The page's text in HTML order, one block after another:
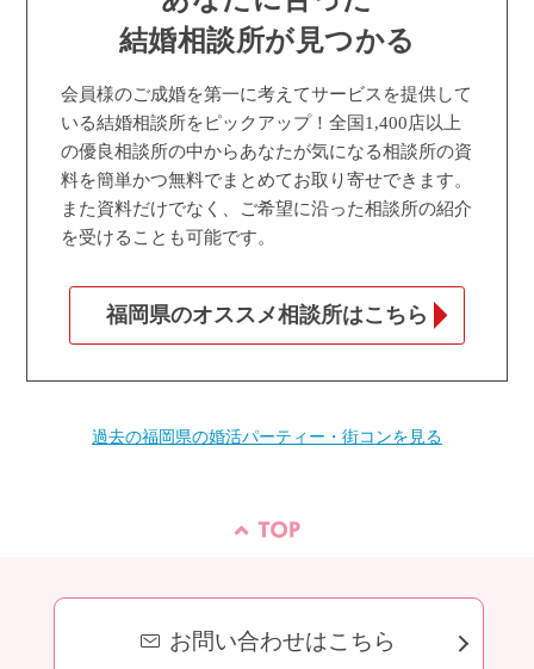
結婚相談所が見つかる
会員様のご成婚を第一に考えてサービスを提供して
いる結婚相談所をピックアップ！全国1,400店以上
の優良相談所の中からあなたが気になる相談所の資
料を簡単かつ無料でまとめてお取り寄せできます。
また資料だけでなく、ご希望に沿った相談所の紹介
を受けることも可能です。
福岡県のオススメ相談所はこちら
過去の福岡県の婚活パーティー・街コンを見る
お問い合わせはこちら